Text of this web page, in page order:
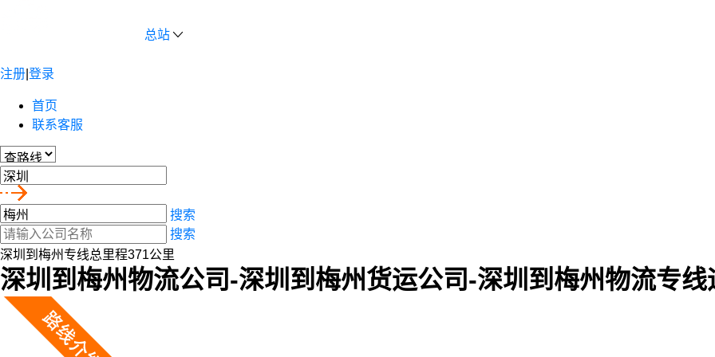
总站
注册 登录
首页
联系客服
搜索
搜索
深圳到梅州专线总里程371公里
深圳到梅州物流公司-深圳到梅州货运公司-深圳到梅州物流专线